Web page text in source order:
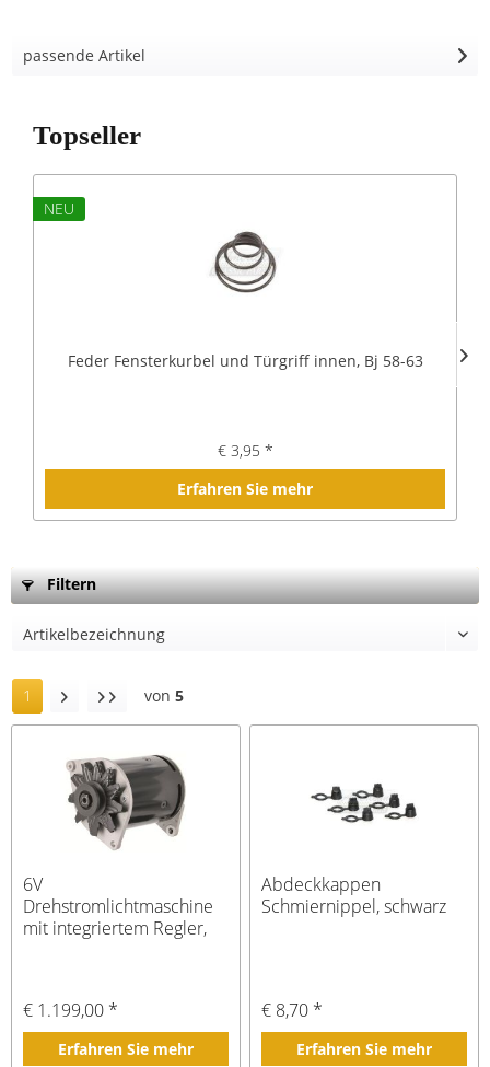
passende Artikel
Topseller
NEU
Feder Fensterkurbel und Türgriff innen, Bj 58-63
€ 3,95 *
Erfahren Sie mehr
Filtern
1 von 5
6V
Drehstromlichtmaschine
mit integriertem Regler,
€ 1.199,00 *
Erfahren Sie mehr
Abdeckkappen
Schmiernippel, schwarz
€ 8,70 *
Erfahren Sie mehr